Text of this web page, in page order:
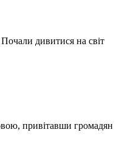
дивитися на світ
привітавши громадян